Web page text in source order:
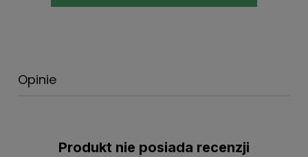
Opinie
Produkt nie posiada recenzji